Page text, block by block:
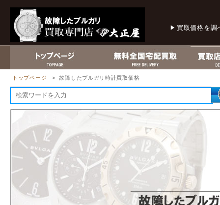
買取価格を調
トップページ > 故障したブルガリ時計買取価格